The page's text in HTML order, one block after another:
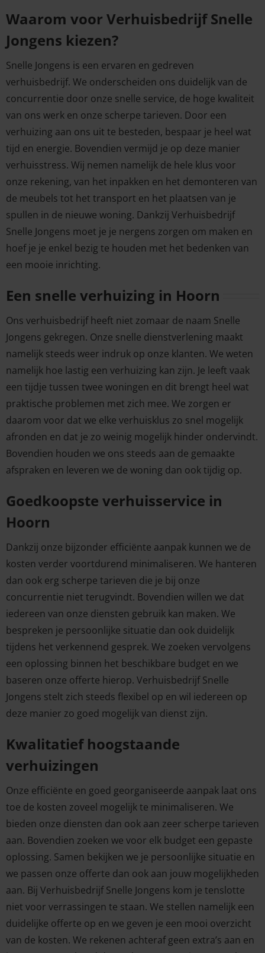
Waarom voor Verhuisbedrijf Snelle
Jongens kiezen?
Snelle Jongens is een ervaren en gedreven
verhuisbedrijf. We onderscheiden ons duidelijk van de
concurrentie door onze snelle service, de hoge kwaliteit
van ons werk en onze scherpe tarieven. Door een
verhuizing aan ons uit te besteden, bespaar je heel wat
tijd en energie. Bovendien vermijd je op deze manier
verhuisstress. Wij nemen namelijk de hele klus voor
onze rekening, van het inpakken en het demonteren van
de meubels tot het transport en het plaatsen van je
spullen in de nieuwe woning. Dankzij Verhuisbedrijf
Snelle Jongens moet je je nergens zorgen om maken en
hoef je je enkel bezig te houden met het bedenken van
een mooie inrichting.
Een snelle verhuizing in Hoorn
Ons verhuisbedrijf heeft niet zomaar de naam Snelle
Jongens gekregen. Onze snelle dienstverlening maakt
namelijk steeds weer indruk op onze klanten. We weten
namelijk hoe lastig een verhuizing kan zijn. Je leeft vaak
een tijdje tussen twee woningen en dit brengt heel wat
praktische problemen met zich mee. We zorgen er
daarom voor dat we elke verhuisklus zo snel mogelijk
afronden en dat je zo weinig mogelijk hinder ondervindt.
Bovendien houden we ons steeds aan de gemaakte
afspraken en leveren we de woning dan ook tijdig op.
Goedkoopste verhuisservice in
Hoorn
Dankzij onze bijzonder efficiënte aanpak kunnen we de
kosten verder voortdurend minimaliseren. We hanteren
dan ook erg scherpe tarieven die je bij onze
concurrentie niet terugvindt. Bovendien willen we dat
iedereen van onze diensten gebruik kan maken. We
bespreken je persoonlijke situatie dan ook duidelijk
tijdens het verkennend gesprek. We zoeken vervolgens
een oplossing binnen het beschikbare budget en we
baseren onze offerte hierop. Verhuisbedrijf Snelle
Jongens stelt zich steeds flexibel op en wil iedereen op
deze manier zo goed mogelijk van dienst zijn.
Kwalitatief hoogstaande
verhuizingen
Onze efficiënte en goed georganiseerde aanpak laat ons
toe de kosten zoveel mogelijk te minimaliseren. We
bieden onze diensten dan ook aan zeer scherpe tarieven
aan. Bovendien zoeken we voor elk budget een gepaste
oplossing. Samen bekijken we je persoonlijke situatie en
we passen onze offerte dan ook aan jouw mogelijkheden
aan. Bij Verhuisbedrijf Snelle Jongens kom je tenslotte
niet voor verrassingen te staan. We stellen namelijk een
duidelijke offerte op en we geven je een mooi overzicht
van de kosten. We rekenen achteraf geen extra’s aan en